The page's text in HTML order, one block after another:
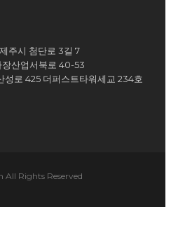
주시 첨단로 3길 7
장산업서북로 40-53
성로 425 더퍼스트타워세교 234호
Rights Reserved